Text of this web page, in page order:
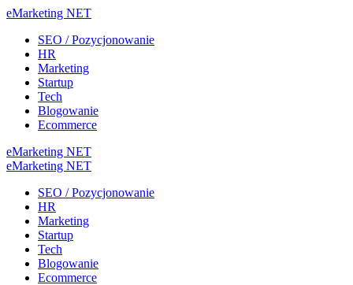
eMarketing NET
SEO / Pozycjonowanie
HR
Marketing
Startup
Tech
Blogowanie
Ecommerce
eMarketing NET
eMarketing NET
SEO / Pozycjonowanie
HR
Marketing
Startup
Tech
Blogowanie
Ecommerce